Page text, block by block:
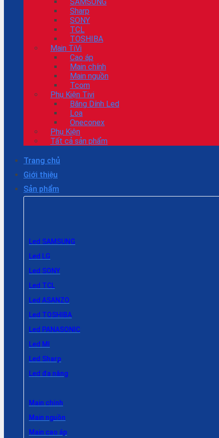
Sharp
SONY
TCL
TOSHIBA
Main TiVi
Cao áp
Main chính
Main nguồn
Tcom
Phụ Kiện Tivi
Băng Dính Led
Loa
Oneconex
Phụ Kiện
Tất cả sản phẩm
Trang chủ
Giới thiệu
Sản phẩm
Led SAMSUNG
Led LG
Led SONY
Led TCL
Led ASANZO
Led TOSHIBA
Led PANASONIC
Led MI
Led Sharp
Led đa năng
Main chính
Main nguồn
Main cao áp